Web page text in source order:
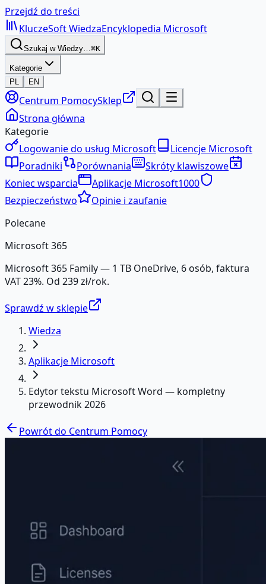
Przejdź do treści
KluczeSoftWiedzaEncyklopedia Microsoft
Szukaj w Wiedzy…⌘K
Kategorie
PL
EN
Centrum PomocySklep
Strona główna
Kategorie
Logowanie do usług Microsoft
Licencje Microsoft
Poradniki
Porównania
Skróty klawiszowe
Koniec wsparcia
Aplikacje Microsoft1000
Bezpieczeństwo
Opinie i zaufanie
Polecane
Microsoft 365
Microsoft 365 Family — 1 TB OneDrive, 6 osób, faktura
VAT 23%. Od 239 zł/rok.
Sprawdź w sklepie
Wiedza
Aplikacje Microsoft
Edytor tekstu Microsoft Word — kompletny
przewodnik 2026
Powrót do Centrum Pomocy